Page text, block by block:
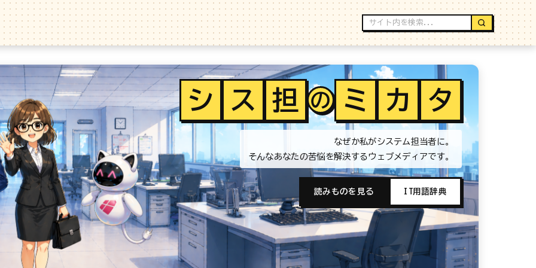
シ ス 担 の ミ カ タ
なぜか私がシステム担当者に。
そんなあなたの苦悩を解決するウェブメディアです。
読みものを見る IT用語辞典